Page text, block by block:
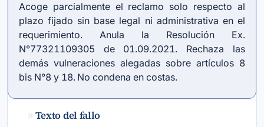
Acoge parcialmente el reclamo solo respecto al
plazo fijado sin base legal ni administrativa en el
requerimiento. Anula la Resolución Ex.
N°77321109305 de 01.09.2021. Rechaza las
demás vulneraciones alegadas sobre artículos 8
bis N°8 y 18. No condena en costas.
# Texto del fallo